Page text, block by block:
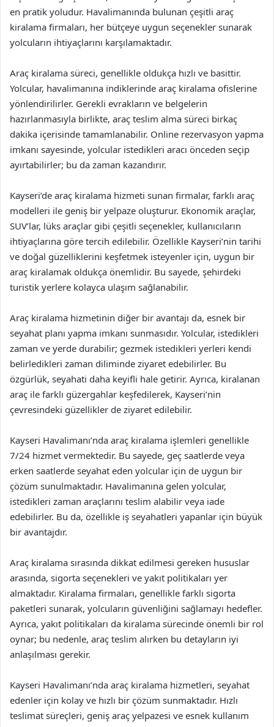
en pratik yoludur. Havalimanında bulunan çeşitli araç
kiralama firmaları, her bütçeye uygun seçenekler sunarak
yolcuların ihtiyaçlarını karşılamaktadır.
Araç kiralama süreci, genellikle oldukça hızlı ve basittir.
Yolcular, havalimanına indiklerinde araç kiralama ofislerine
yönlendirilirler. Gerekli evrakların ve belgelerin
hazırlanmasıyla birlikte, araç teslim alma süreci birkaç
dakika içerisinde tamamlanabilir. Online rezervasyon yapma
imkanı sayesinde, yolcular istedikleri aracı önceden seçip
ayırtabilirler; bu da zaman kazandırır.
Kayseri’de araç kiralama hizmeti sunan firmalar, farklı araç
modelleri ile geniş bir yelpaze oluşturur. Ekonomik araçlar,
SUV’lar, lüks araçlar gibi çeşitli seçenekler, kullanıcıların
ihtiyaçlarına göre tercih edilebilir. Özellikle Kayseri’nin tarihi
ve doğal güzelliklerini keşfetmek isteyenler için, uygun bir
araç kiralamak oldukça önemlidir. Bu sayede, şehirdeki
turistik yerlere kolayca ulaşım sağlanabilir.
Araç kiralama hizmetinin diğer bir avantajı da, esnek bir
seyahat planı yapma imkanı sunmasıdır. Yolcular, istedikleri
zaman ve yerde durabilir; gezmek istedikleri yerleri kendi
belirledikleri zaman diliminde ziyaret edebilirler. Bu
özgürlük, seyahati daha keyifli hale getirir. Ayrıca, kiralanan
araç ile farklı güzergahlar keşfedilerek, Kayseri’nin
çevresindeki güzellikler de ziyaret edilebilir.
Kayseri Havalimanı’nda araç kiralama işlemleri genellikle
7/24 hizmet vermektedir. Bu sayede, geç saatlerde veya
erken saatlerde seyahat eden yolcular için de uygun bir
çözüm sunulmaktadır. Havalimanına gelen yolcular,
istedikleri zaman araçlarını teslim alabilir veya iade
edebilirler. Bu da, özellikle iş seyahatleri yapanlar için büyük
bir avantajdır.
Araç kiralama sırasında dikkat edilmesi gereken hususlar
arasında, sigorta seçenekleri ve yakıt politikaları yer
almaktadır. Kiralama firmaları, genellikle farklı sigorta
paketleri sunarak, yolcuların güvenliğini sağlamayı hedefler.
Ayrıca, yakıt politikaları da kiralama sürecinde önemli bir rol
oynar; bu nedenle, araç teslim alırken bu detayların iyi
anlaşılması gerekir.
Kayseri Havalimanı’nda araç kiralama hizmetleri, seyahat
edenler için kolay ve hızlı bir çözüm sunmaktadır. Hızlı
teslimat süreçleri, geniş araç yelpazesi ve esnek kullanım